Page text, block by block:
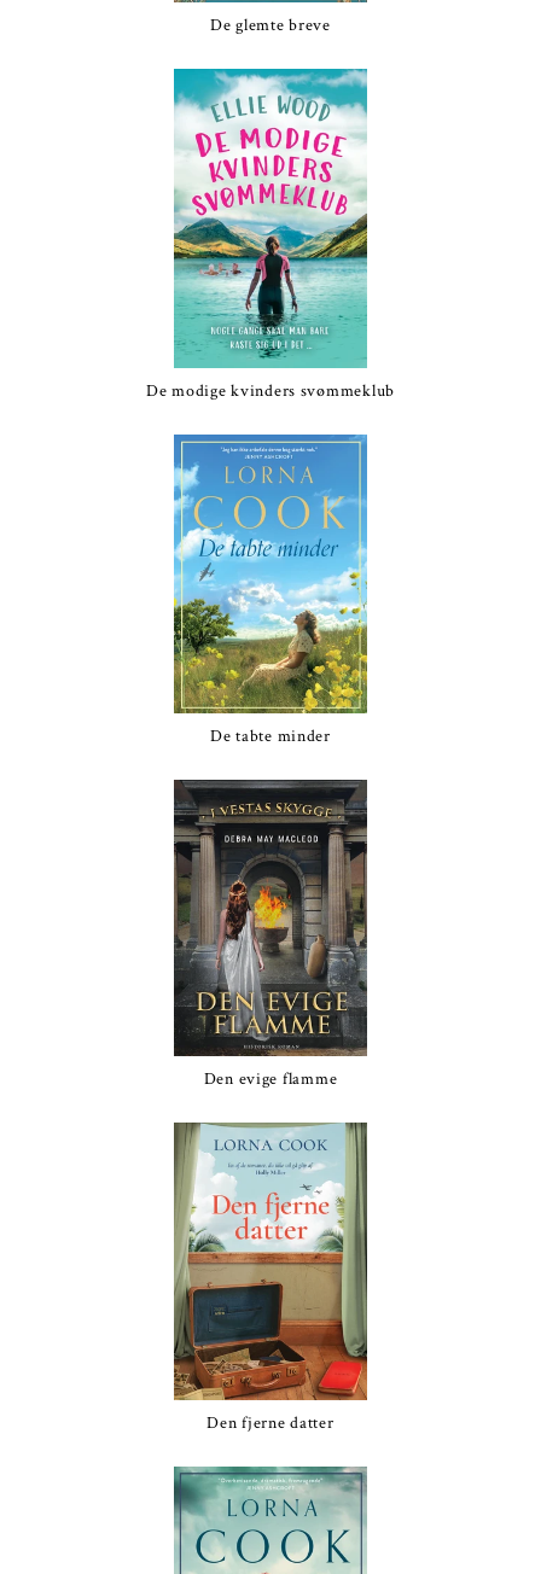
De glemte breve
De modige kvinders svømmeklub
De tabte minder
Den evige flamme
Den fjerne datter